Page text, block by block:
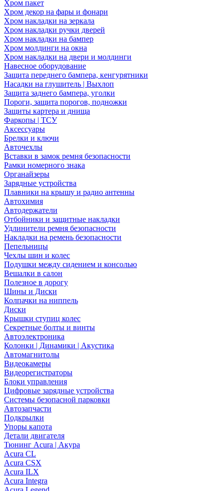
Хром пакет
Хром декор на фары и фонари
Хром накладки на зеркала
Хром накладки ручки дверей
Хром накладки на бампер
Хром молдинги на окна
Хром накладки на двери и молдинги
Навесное оборудование
Защита переднего бампера, кенгурятники
Насадки на глушитель | Выхлоп
Защита заднего бампера, уголки
Пороги, защита порогов, подножки
Защиты картера и днища
Фаркопы | ТСУ
Аксессуары
Брелки и ключи
Авточехлы
Вставки в замок ремня безопасности
Рамки номерного знака
Органайзеры
Зарядные устройства
Плавники на крышу и радио антенны
Автохимия
Автодержатели
Отбойники и защитные накладки
Удлинители ремня безопасности
Накладки на ремень безопасности
Пепельницы
Чехлы шин и колес
Подушки между сидением и консолью
Вешалки в салон
Полезное в дорогу
Шины и Диски
Колпачки на ниппель
Диски
Крышки ступиц колес
Секретные болты и винты
Автоэлектроника
Колонки | Динамики | Акустика
Автомагнитолы
Видеокамеры
Видеорегистраторы
Блоки управления
Цифровые зарядные устройства
Системы безопасной парковки
Автозапчасти
Подкрылки
Упоры капота
Детали двигателя
Тюнинг Acura | Акура
Acura CL
Acura CSX
Acura ILX
Acura Integra